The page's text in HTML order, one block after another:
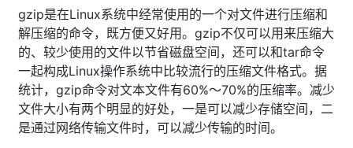
gzip是在Linux系统中经常使用的一个对文件进行压缩和
解压缩的命令，既方便又好用。gzip不仅可以用来压缩大
的、较少使用的文件以节省磁盘空间，还可以和tar命令
一起构成Linux操作系统中比较流行的压缩文件格式。据
统计，gzip命令对文本文件有60%～70%的压缩率。减少
文件大小有两个明显的好处，一是可以减少存储空间，二
是通过网络传输文件时，可以减少传输的时间。